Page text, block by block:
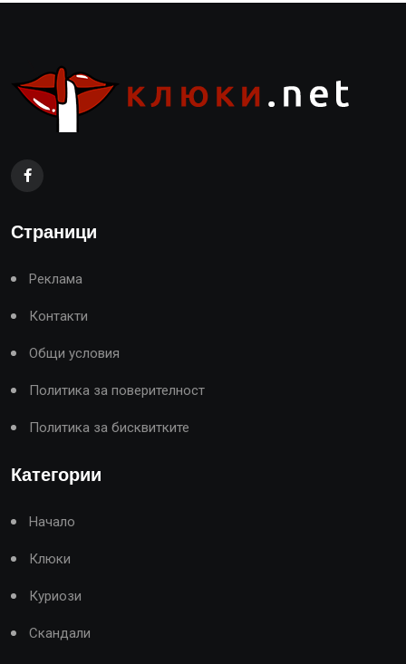
Страници
Реклама
Контакти
Общи условия
Политика за поверителност
Политика за бисквитките
Категории
Начало
Клюки
Куриози
Скандали